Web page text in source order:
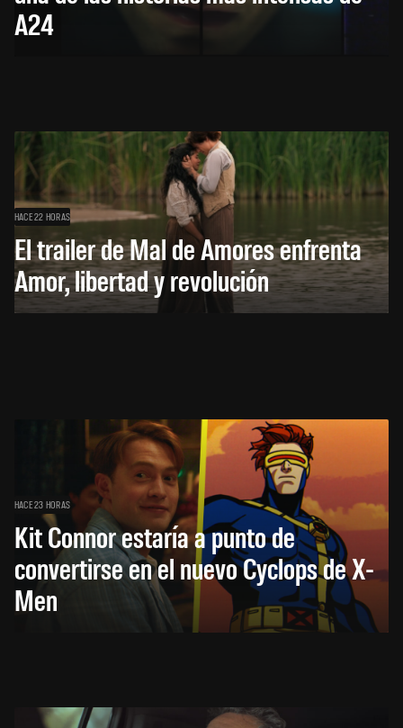
A24
HACE 22 HORAS
El trailer de Mal de Amores enfrenta
Amor, libertad y revolución
HACE 23 HORAS
Kit Connor estaría a punto de
convertirse en el nuevo Cyclops de X-
Men